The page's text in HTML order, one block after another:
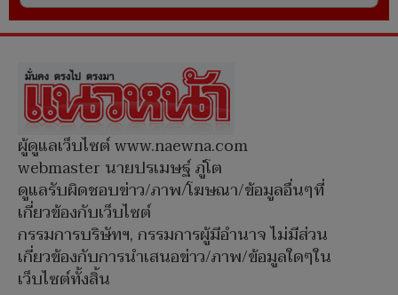
ผู้ดูแลเว็บไซต์ www.naewna.com
webmaster นายปรเมษฐ์ ภู่โต
ดูแลรับผิดชอบข่าว/ภาพ/โฆษณา/ข้อมูลอื่นๆที่
เกี่ยวข้องกับเว็บไซต์
กรรมการบริษัทฯ, กรรมการผู้มีอำนาจ ไม่มีส่วน
เกี่ยวข้องกับการนำเสนอข่าว/ภาพ/ข้อมูลใดๆใน
เว็บไซต์ทั้งสิ้น